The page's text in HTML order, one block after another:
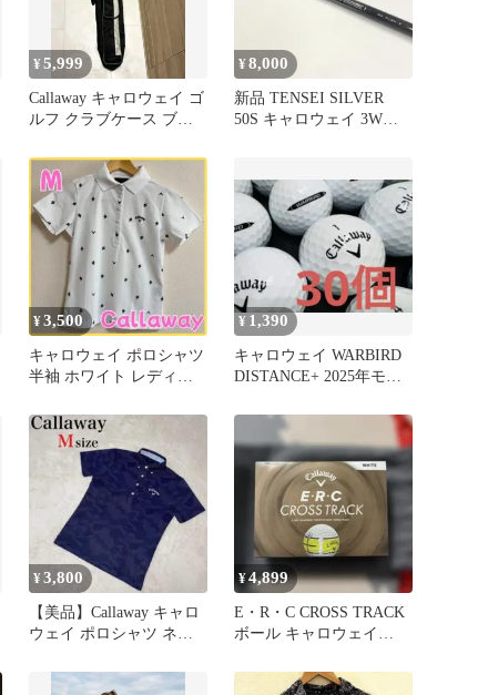
¥5,999
Callaway キャロウェイ ゴ
ルフ クラブケース ブラ
¥8,000
新品 TENSEI SILVER
50S キャロウェイ 3W用
¥3,500
キャロウェイ ポロシャツ
半袖 ホワイト レディー
¥ 1,390
キャロウェイ WARBIRD
DISTANCE+ 2025年モデ
¥3,800
【美品】Callaway キャロ
ウェイ ポロシャツ ネイ
¥4,899
E・R・C CROSS TRACK
ボール キャロウェイ